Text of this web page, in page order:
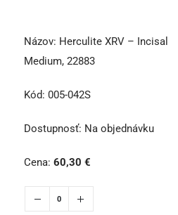
Názov: Herculite XRV – Incisal
Medium, 22883
Kód: 005-042S
Dostupnosť: Na objednávku
Cena: 60,30 €